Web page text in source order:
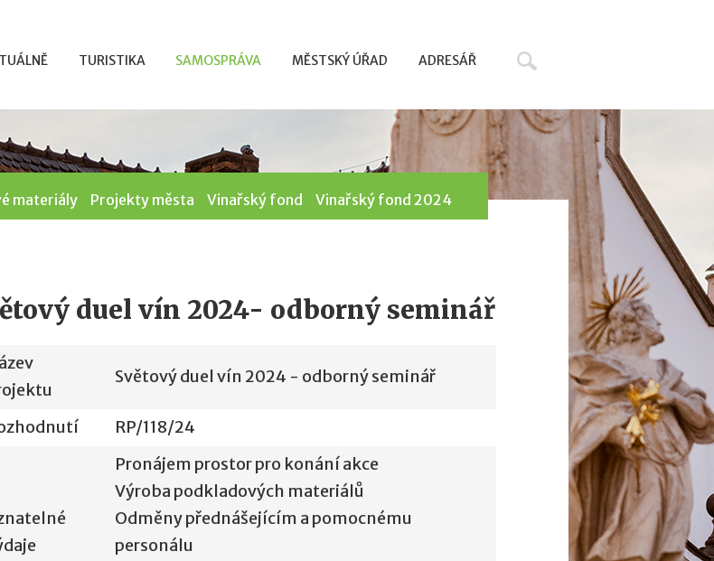
TURISTIKA SAMOSPRÁVA MĚSTSKÝ ÚŘAD ADRESÁŘ
materiály Projekty města Vinařský fond Vinařský fond 2024
duel vín 2024- odborný seminář
Světový duel vín 2024 - odborný seminář
RP/118/24
Pronájem prostor pro konání akce
Výroba podkladových materiálů
Odměny přednášejícím a pomocnému
personálu